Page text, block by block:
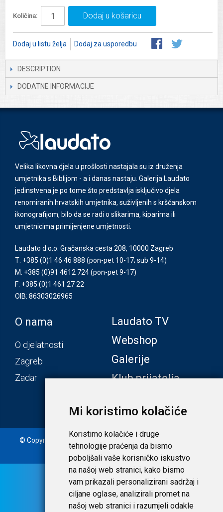
Mi koristimo kolačiće
Koristimo kolačiće i druge
tehnologije praćenja da bismo
poboljšali vaše korisničko iskustvo
na našoj web stranici, kako bismo
vam prikazali personalizirani sadržaj i
ciljane oglase, analizirali promet na
našoj web stranici i razumjeli odakle
Količina: Dodaj u košaricu
Dodaj u listu želja Dodaj za usporedbu
DESCRIPTION
DODATNE INFORMACIJE
Velika likovna djela u prošlosti nastajala su iz druženja
umjetnika s Biblijom - a i danas nastaju. Galerija Laudato
jedinstvena je po tome što predstavlja isključivo djela
renomiranih hrvatskih umjetnika, suživljenih s kršćanskom
ikonografijom, bilo da se radi o slikarima, kiparima ili
umjetnicima primijenjene umjetnosti.
Laudato d.o.o. Gračanska cesta 208, 10000 Zagreb
T: +385 (0)1 46 46 888 (pon-pet 10-17; sub 9-14)
M: +385 (0)91 4612 724(pon-pet 9-17)
F: +385 (0)1 461 27 22
OIB: 86303026965
O nama
O djelatnosti
Zagreb
Zadar
Laudato TV
Webshop
Galerije
Klub prijatelja
© Copyright 2020. Laudato d.o.o. | Tečaj konverzije: 1 EUR =
7,53450 HRK | Uvjeti i privatnost